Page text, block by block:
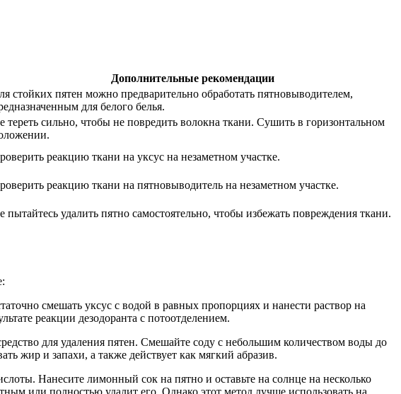
Дополнительные рекомендации
стойких пятен можно предварительно обработать пятновыводителем,
для белого белья.
тереть сильно, чтобы не повредить волокна ткани. Сушить в горизонтальном
реакцию ткани на уксус на незаметном участке.
реакцию ткани на пятновыводитель на незаметном участке.
пытайтесь удалить пятно самостоятельно, чтобы избежать повреждения ткани.
смешать уксус с водой в равных пропорциях и нанести раствор на
реакции дезодоранта с потоотделением.
для удаления пятен. Смешайте соду с небольшим количеством воды до
жир и запахи, а также действует как мягкий абразив.
Нанесите лимонный сок на пятно и оставьте на солнце на несколько